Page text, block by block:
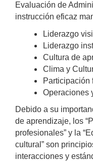
Evaluación de
instrucción eficaz
Liderazgo
Liderazgo
Cultura de
Clima y
Participación
Operaciones
Debido a su
de aprendizaje, los
profesionales” y la
cultural” son
interacciones y